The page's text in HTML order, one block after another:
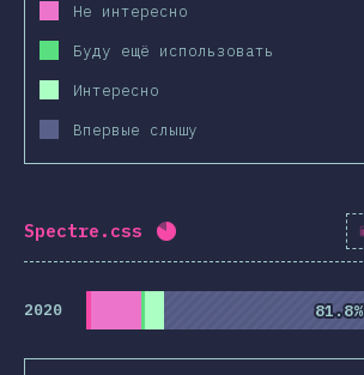
Не интересно
Буду ещё использовать
Интересно
Впервые слышу
Spectre.css Процент заполнения:
2020 81.8%
81.8%